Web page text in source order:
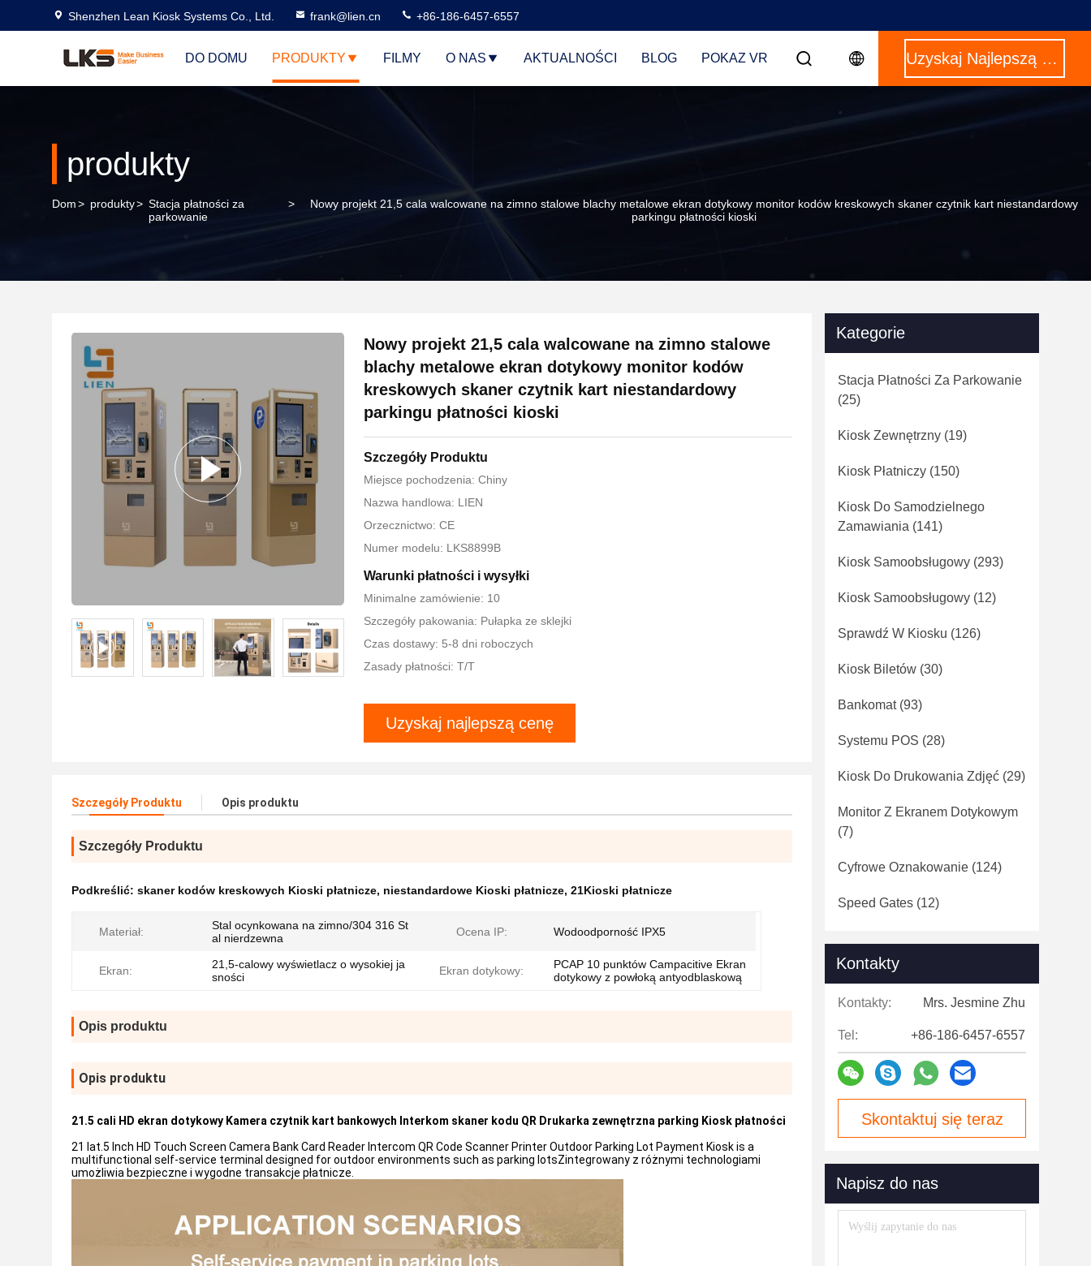
Shenzhen Lean Kiosk Systems Co., Ltd. frank@lien.cn +86-186-6457-6557
DO DOMU PRODUKTY FILMY O NAS AKTUALNOŚCI BLOG POKAZ VR Uzyskaj Najlepszą Cenę
produkty
Dom> produkty> Stacja płatności za
parkowanie
>
Nowy projekt 21,5 cala walcowane na zimno stalowe blachy metalowe ekran dotykowy monitor kodów kreskowych skaner czytnik kart niestandardowy
parkingu płatności kioski
Nowy projekt 21,5 cala walcowane na zimno stalowe
blachy metalowe ekran dotykowy monitor kodów
kreskowych skaner czytnik kart niestandardowy
parkingu płatności kioski
Szczegóły Produktu
Miejsce pochodzenia: Chiny
Nazwa handlowa: LIEN
Orzecznictwo: CE
Numer modelu: LKS8899B
Warunki płatności i wysyłki
Minimalne zamówienie: 10
Szczegóły pakowania: Pułapka ze sklejki
Czas dostawy: 5-8 dni roboczych
Zasady płatności: T/T
Uzyskaj najlepszą cenę
Szczegóły Produktu Opis produktu
Szczegóły Produktu
Podkreślić: skaner kodów kreskowych Kioski płatnicze, niestandardowe Kioski płatnicze, 21Kioski płatnicze
Materiał:
Stal ocynkowana na zimno/304 316 St
al nierdzewna
Ocena IP: Wodoodporność IPX5
Ekran:
21,5-calowy wyświetlacz o wysokiej ja
sności
Ekran dotykowy:
PCAP 10 punktów Campacitive Ekran
dotykowy z powłoką antyodblaskową
Opis produktu
Opis produktu
21.5 cali HD ekran dotykowy Kamera czytnik kart bankowych Interkom skaner kodu QR Drukarka zewnętrzna parking Kiosk płatności
21 lat.5 Inch HD Touch Screen Camera Bank Card Reader Intercom QR Code Scanner Printer Outdoor Parking Lot Payment Kiosk is a
multifunctional self-service terminal designed for outdoor environments such as parking lotsZintegrowany z różnymi technologiami
umożliwia bezpieczne i wygodne transakcje płatnicze.
Kategorie
Stacja Płatności Za Parkowanie
(25)
Kiosk Zewnętrzny (19)
Kiosk Płatniczy (150)
Kiosk Do Samodzielnego
Zamawiania (141)
Kiosk Samoobsługowy (293)
Kiosk Samoobsługowy (12)
Sprawdź W Kiosku (126)
Kiosk Biletów (30)
Bankomat(93)
Systemu POS (28)
Kiosk Do Drukowania Zdjęć (29)
Monitor Z Ekranem Dotykowym
(7)
Cyfrowe Oznakowanie (124)
Speed ​​Gates (12)
Kontakty
Kontakty: Mrs. Jesmine Zhu
Tel: +86-186-6457-6557
Skontaktuj się teraz
Napisz do nas